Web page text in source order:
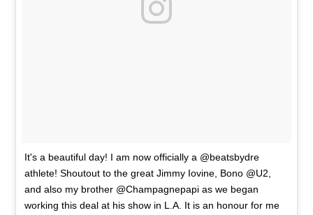
It's a beautiful day! I am now officially a @beatsbydre
athlete! Shoutout to the great Jimmy Iovine, Bono @U2,
and also my brother @Champagnepapi as we began
working this deal at his show in L.A. It is an honour for me